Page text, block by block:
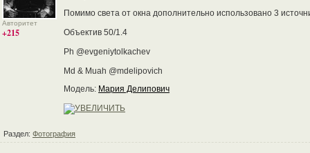
Авторитет
+215
Помимо света от окна дополнительно использовано 3
Объектив 50/1.4
Ph @evgeniytolkachev
Md & Muah @mdelipovich
Модель: Мария Делипович
Раздел: Фотография